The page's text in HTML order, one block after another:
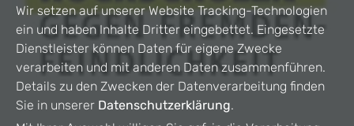
Wir setzen auf unserer Website Tracking-Technologien
ein und haben Inhalte Dritter eingebettet. Eingesetzte
Dienstleister können Daten für eigene Zwecke
verarbeiten und mit anderen Daten zusammenführen.
Details zu den Zwecken der Datenverarbeitung finden
Sie in unserer Datenschutzerklärung.